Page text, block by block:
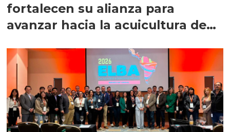
fortalecen su alianza para
avanzar hacia la acuicultura de